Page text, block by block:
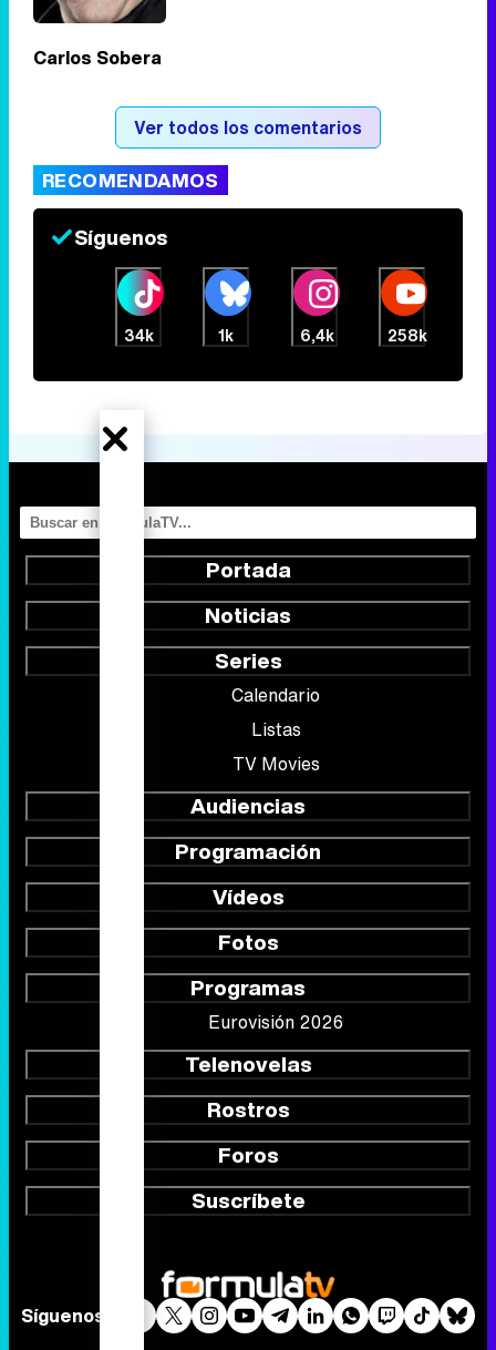
Carlos Sobera
Ver todos los comentarios
RECOMENDAMOS
Síguenos
34k 1k 6,4k 258k
Portada
Noticias
Series
Calendario
Listas
TV Movies
Audiencias
Programación
Vídeos
Fotos
Programas
Eurovisión 2026
Telenovelas
Rostros
Foros
Suscríbete
Síguenos